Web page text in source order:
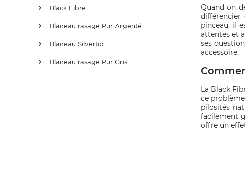
Black Fibre
Blaireau rasage Pur Argenté
Blaireau Silvertip
Blaireau rasage Pur Gris
Quand on
différencier
pinceau, il
attentes et
ses
accessoire.
La Black
ce
pilosités
facilement
offre un